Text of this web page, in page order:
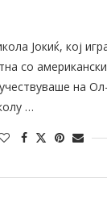
Јокиќ, кој
со
на
…